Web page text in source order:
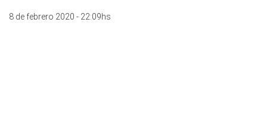
8 de febrero 2020 - 22:09hs